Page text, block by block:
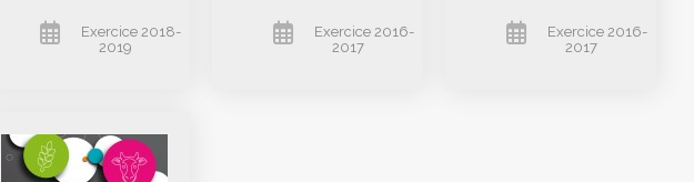
Exercice 2018-
2019
Exercice 2016-
2017
Exercice 2016-
2017